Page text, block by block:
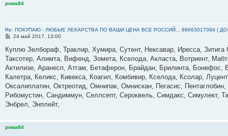
рома84
Re: ПОКУПАЮ - ЛЮБЫЕ ЛЕКАРСТВА ПО ВАШИ ЦЕНА ВСЕ РОССИЙ... 89663017084 (
С
о
б
щ
е
и
е
24 май 2017, 13:00
Куплю Зелбораф, Траклир, Хумира, Сутент, Нексавар, Иресса,
Таксотер, Алимта, Вифенд, Зомета, Кселода, Акласта, Вотриент,
Актилизе, Аранесп, Атгам, Бетаферон, Брайдан, Брилинта, Бонефос,
Калетра, Келикс, Кивекса, Коагил, Комбивир, Кселода, Ксолар,
Оксалиплатин, Октреотид, Омнипак, Омнискан, Пегасис,
Рибомустин, Сандиммун, Селлсепт, Сероквель, Симдакс, Симулект,
Энбрел, Энплейт,
рома84